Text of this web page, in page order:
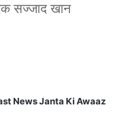
सज्जाद खान
News Janta Ki Awaaz